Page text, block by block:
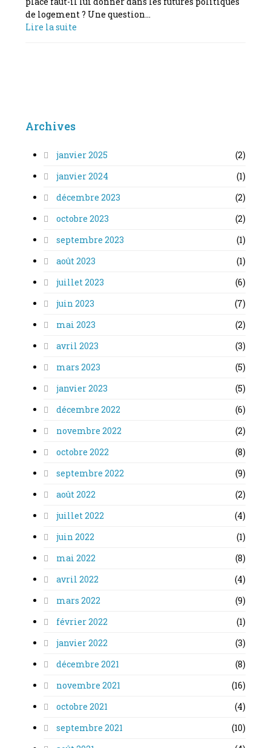
de logement ? Une question…
Lire la suite
Archives
janvier 2025
(2)
janvier 2024
(1)
décembre 2023
(2)
octobre 2023
(2)
septembre 2023
(1)
août 2023
(1)
juillet 2023
(6)
juin 2023
(7)
mai 2023
(2)
avril 2023
(3)
mars 2023
(5)
janvier 2023
(5)
décembre 2022
(6)
novembre 2022
(2)
octobre 2022
(8)
septembre 2022
(9)
août 2022
(2)
juillet 2022
(4)
juin 2022
(1)
mai 2022
(8)
avril 2022
(4)
mars 2022
(9)
février 2022
(1)
janvier 2022
(3)
décembre 2021
(8)
novembre 2021
(16)
octobre 2021
(4)
septembre 2021
(10)